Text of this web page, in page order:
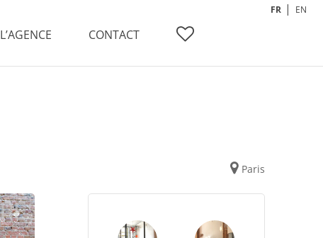
L’AGENCE CONTACT
FR EN
Paris